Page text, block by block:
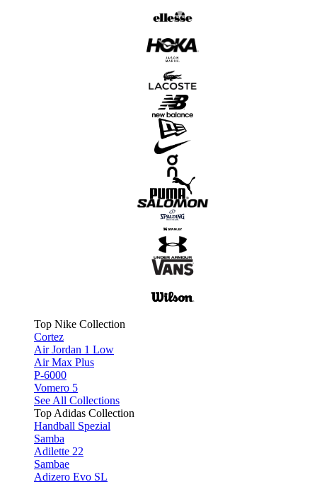
Top Nike Collection
Cortez
Air Jordan 1 Low
Air Max Plus
P-6000
Vomero 5
See All Collections
Top Adidas Collection
Handball Spezial
Samba
Adilette 22
Sambae
Adizero Evo SL